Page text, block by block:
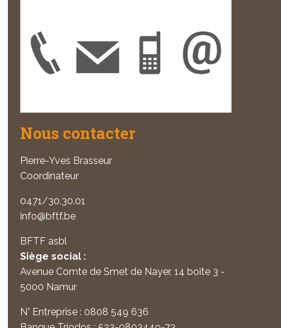
Nous contacter
Pierre-Yves Brasseur
Coordinateur
0471/30.30.01
info@bftf.be
BFTF asbl
Siège social :
Avenue Comte de Smet de Nayer, 14 boîte 3 -
5000 Namur
N° Entreprise : 0808 549 636